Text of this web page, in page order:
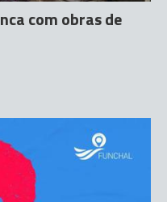
com obras de